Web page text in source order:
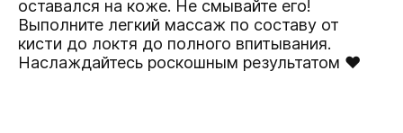
оставался на коже. Не смывайте его!
Выполните легкий массаж по составу от
кисти до локтя до полного впитывания.
Наслаждайтесь роскошным результатом ♥